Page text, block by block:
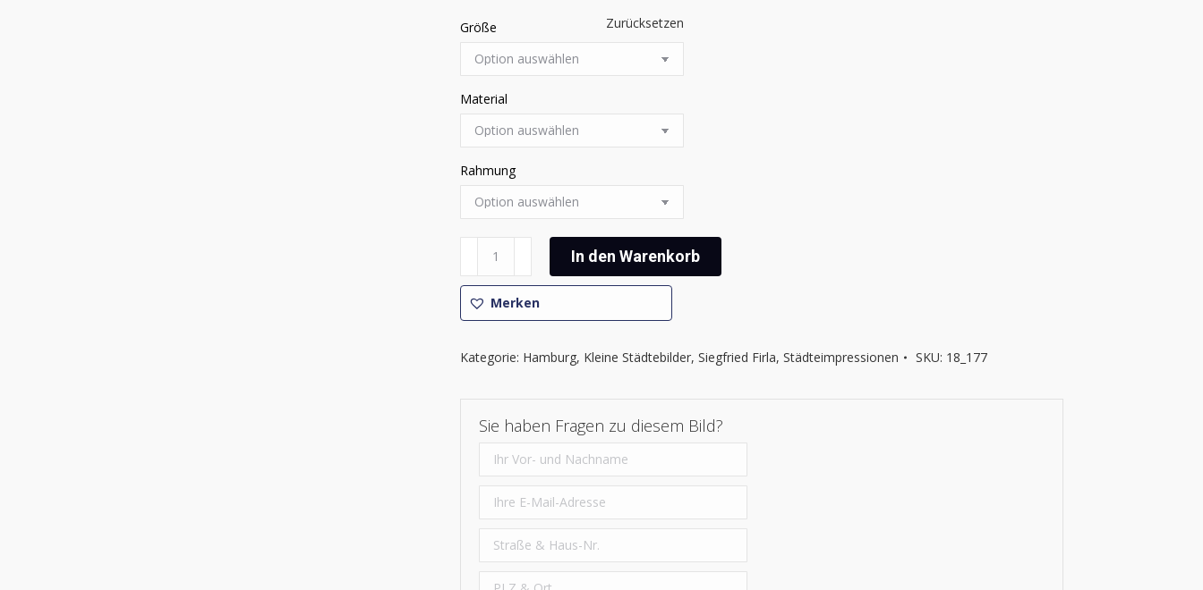
Größe
Material
Rahmung
Zurücksetzen
-
Hamburger
Impressionen
Menge
In den Warenkorb
Merken
Kategorie: Hamburg, Kleine Städtebilder, Siegfried Firla, Städteimpressionen SKU: 18_177
Sie haben Fragen zu diesem Bild?